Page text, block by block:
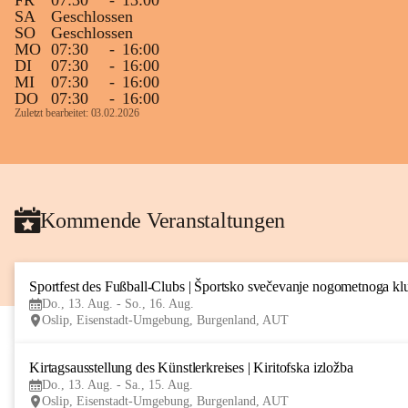
SA
Geschlossen
SO
Geschlossen
MO 07:30 - 16:00
DI
07:30 - 16:00
MI
07:30 - 16:00
DO
07:30 - 16:00
Zuletzt bearbeitet: 03.02.2026
Kommende Veranstaltungen
Sportfest des Fußball-Clubs | Športsko svečevanje nogometnoga
Do., 13. Aug. - So., 16. Aug.
Oslip, Eisenstadt-Umgebung, Burgenland, AUT
Kirtagsausstellung des Künstlerkreises | Kiritofska izložba
Do., 13. Aug. - Sa., 15. Aug.
Oslip, Eisenstadt-Umgebung, Burgenland, AUT